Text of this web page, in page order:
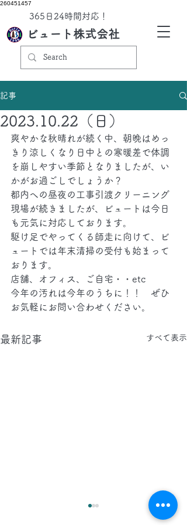
260451457
ビュート株式会社
​365日24時間対応！
記事
2023.10.22（日）
爽やかな秋晴れが続く中、朝晩はめっ
きり涼しくなり日中との寒暖差で体調
を崩しやすい季節となりましたが、い
かがお過ごしでしょうか？
都内への昼夜の工事引渡クリーニング
現場が続きましたが、ビュートは今日
も元気に対応しております。
駆け足でやってくる師走に向けて、ビ
ュートでは年末清掃の受付も始まって
おります。
店舗、オフィス、ご自宅・・etc
今年の汚れは今年のうちに！！　ぜひ
お気軽にお問い合わせください。
最新記事 すべて表示